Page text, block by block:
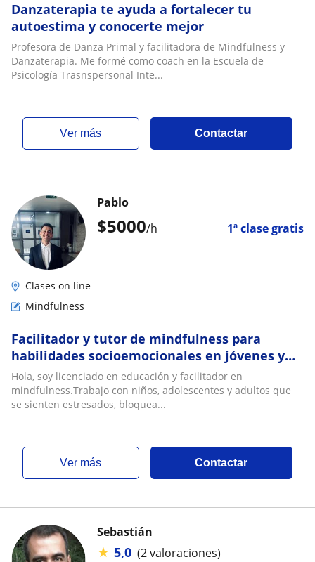
Danzaterapia te ayuda a fortalecer tu
autoestima y conocerte mejor
Profesora de Danza Primal y facilitadora de Mindfulness y
Danzaterapia. Me formé como coach en la Escuela de
Psicología Trasnspersonal Inte...
ver más Contactar
$5000/h 1ª clase gratis
Pablo
Clases on line
Mindfulness
Facilitador y tutor de mindfulness para
habilidades socioemocionales en jóvenes y
adultos
Hola, soy licenciado en educación y facilitador en
mindfulness.Trabajo con niños, adolescentes y adultos que
se sienten estresados, bloquea...
ver más Contactar
Sebastián
★ 5,0 (2 valoraciones)